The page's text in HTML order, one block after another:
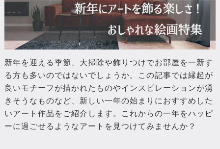
新年を迎える季節、大掃除や飾りつけでお部屋を一新す
る方も多いのではないでしょうか。この記事では縁起が
良いモチーフが描かれたものやインスピレーションが湧
きそうなものなど、新しい一年の始まりにおすすめした
いアート作品をご紹介します。これからの一年をハッピ
ーに過ごせるようなアートを見つけてみませんか？